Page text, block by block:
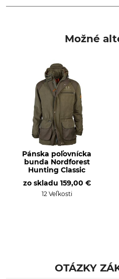
Övik Lite Fleece
100% Polyester
40 °C farebná bielizeň
Sušenie
Nesušte v sušičke
Profesionálna starostlivosť
Možné
Pánska poľovnícka
bunda Nordforest
Hunting Classic
zo skladu 159,00 €
12 Veľkosti
OTÁZKY